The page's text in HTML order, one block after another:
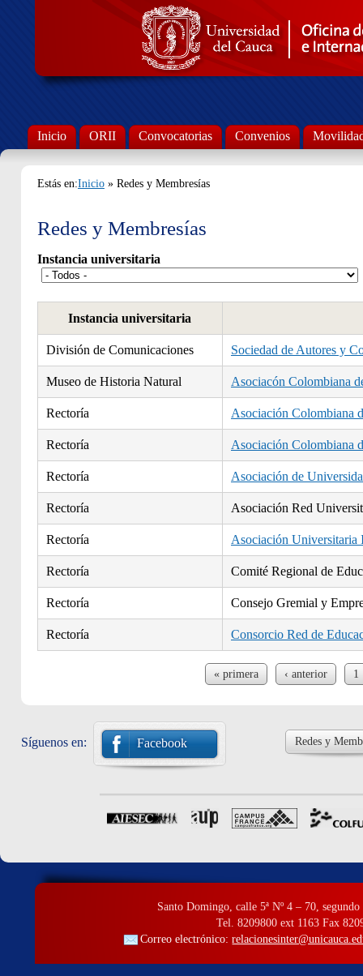
Inicio ORII Convocatorias Convenios
Estás en:Inicio » Redes y Membresías
Redes y Membresías
Instancia universitaria
Instancia universitaria
División de Comunicaciones Sociedad de Autores y
Museo de Historia Natural Asociacón Colombiana
Rectoría Asociación Colombiana
Rectoría Asociación Colombiana
Rectoría Asociación de
Rectoría Asociación Red
Rectoría Asociación Universitaria
Rectoría Comité Regional de
Rectoría Consejo Gremial y
Rectoría Consorcio Red de
« primera ‹ anterior 1
Síguenos en: Facebook Redes y
Santo Domingo, calle 5ª Nº 4 – 70, segundo
Tel. 8209800 ext 1163 Fax
Correo electrónico: